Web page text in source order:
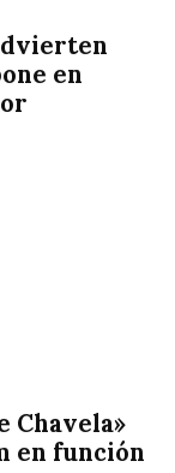
en
Chavela»
en función